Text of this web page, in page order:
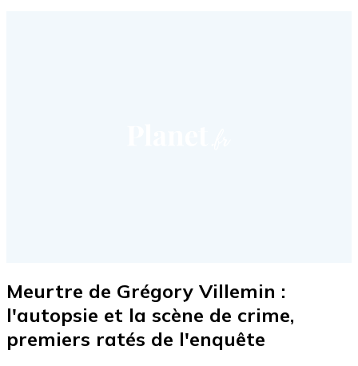
Meurtre de Grégory Villemin :
l'autopsie et la scène de crime,
premiers ratés de l'enquête